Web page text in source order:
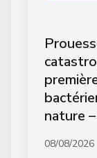
nature
08/08/2026